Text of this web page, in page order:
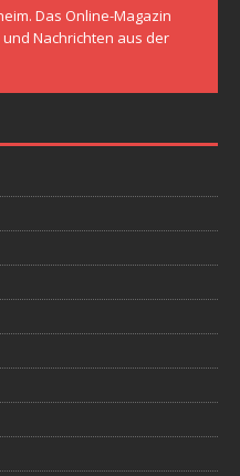
Das Online-Magazin
Nachrichten aus der